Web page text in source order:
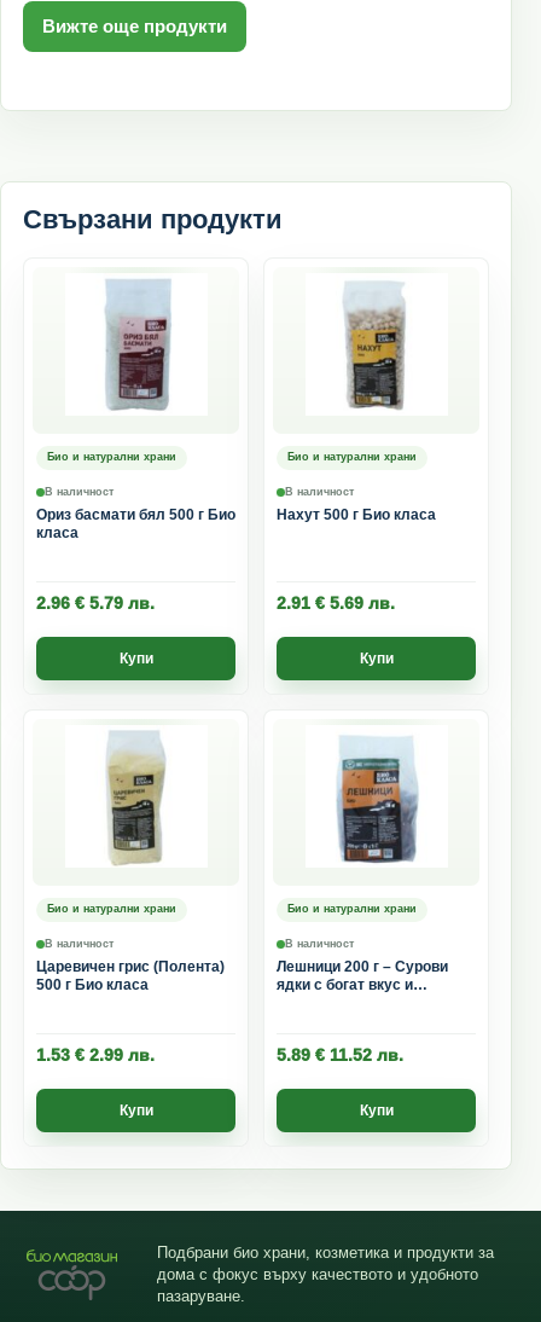
Вижте още продукти
Свързани продукти
Био и натурални храни
В наличност
Ориз басмати бял 500 г Био
класа
2.96 € 5.79 лв.
Купи
Био и натурални храни
В наличност
Нахут 500 г Био класа
2.91 € 5.69 лв.
Купи
Био и натурални храни
В наличност
Царевичен грис (Полента)
500 г Био класа
1.53 € 2.99 лв.
Купи
Био и натурални храни
В наличност
Лешници 200 г – Сурови
ядки с богат вкус и
5.89 € 11.52 лв.
Купи
Подбрани био храни, козметика и продукти за
дома с фокус върху качеството и удобното
пазаруване.